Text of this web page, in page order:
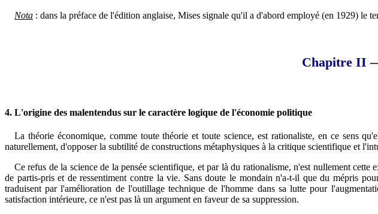
Nota : dans la préface de l'édition anglaise, Mises signale qu'il a d'abord employé (en 1929) le
Chapitre II
4. L'origine des malentendus sur le caractère logique de l'économie politique
La théorie économique, comme toute théorie et toute science, est rationaliste, en ce sens
naturellement, d'opposer la subtilité de constructions métaphysiques à la critique scientifique et
Ce refus de la science de la pensée scientifique, et par là du rationalisme, n'est nullement
de partis-pris et de ressentiment contre la vie. Sans doute le mondain n'a-t-il que du mépris
traduisent par l'amélioration de l'outillage technique de l'homme dans sa lutte pour
satisfaction intérieure, ce n'est pas là un argument en faveur de sa suppression.